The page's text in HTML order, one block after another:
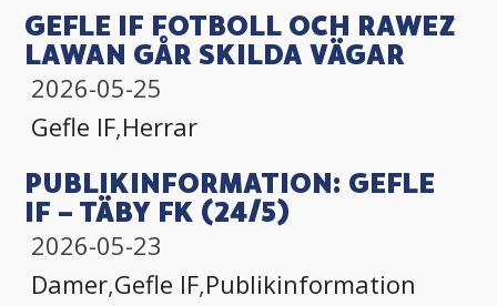
GEFLE IF FOTBOLL OCH RAWEZ
LAWAN GÅR SKILDA VÄGAR
2026-05-25
Gefle IF,Herrar
PUBLIKINFORMATION: GEFLE
IF – TÄBY FK (24/5)
2026-05-23
Damer,Gefle IF,Publikinformation